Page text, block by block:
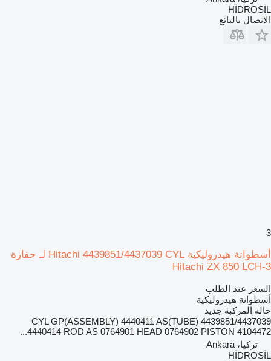
HİDROSİL
الاتصال بالبائع
3
أسطوانة هيدروليكية Hitachi 4439851/4437039 CYL لـ حفارة
Hitachi ZX 850 LCH-3
السعر عند الطلب
أسطوانة هيدروليكية
حالة المركبة جديد
4439851/4437039 CYL GP(ASSEMBLY) 4440411 AS(TUBE)
4440414 ROD AS 0764901 HEAD 0764902 PISTON 4104472...
تركيا، Ankara
HİDROSİL